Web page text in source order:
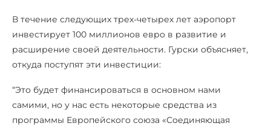
В течение следующих трех-четырех лет аэропорт
инвестирует 100 миллионов евро в развитие и
расширение своей деятельности. Гурски объясняет,
откуда поступят эти инвестиции:
“Это будет финансироваться в основном нами
самими, но у нас есть некоторые средства из
программы Европейского союза «Соединяющая